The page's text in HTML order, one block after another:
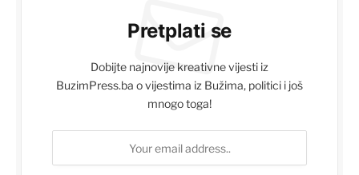
Pretplati se
Dobijte najnovije kreativne vijesti iz
BuzimPress.ba o vijestima iz Bužima, politici i još
mnogo toga!